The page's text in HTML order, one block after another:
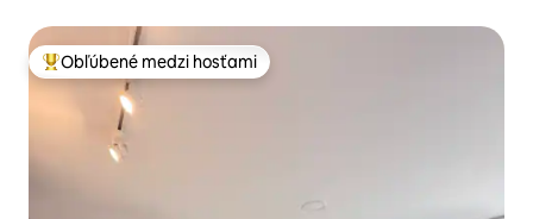
Najobľúbenejšie medzi hosťami
Obľúbené medzi hosťami